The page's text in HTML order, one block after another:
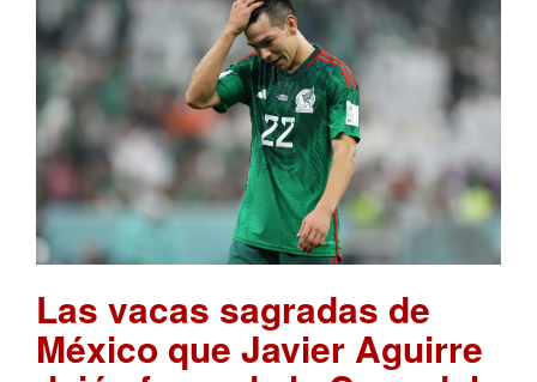
Las vacas sagradas de
México que Javier Aguirre